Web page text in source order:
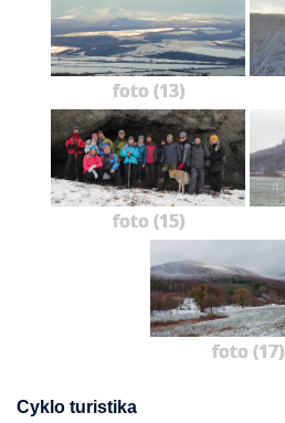
foto (13)
foto (15)
foto (17)
Cyklo turistika